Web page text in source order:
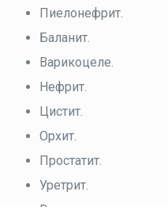
Пиелонефрит.
Баланит.
Варикоцеле.
Нефрит.
Цистит.
Орхит.
Простатит.
Уретрит.